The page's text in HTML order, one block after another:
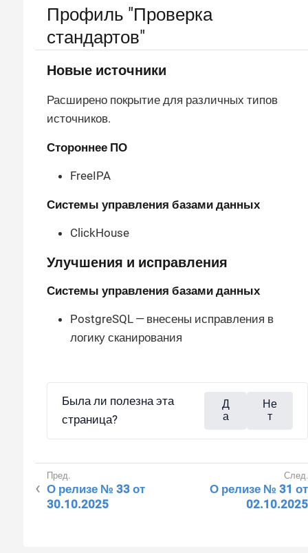
Профиль "Проверка
стандартов"
Новые источники
Расширено покрытие для различных типов
источников.
Стороннее ПО
FreeIPA
Системы управления базами данных
ClickHouse
Улучшения и исправления
Системы управления базами данных
PostgreSQL — внесены исправления в
логику сканирования
Была ли полезна эта
страница?
Д
а
Не
т
О релизе № 33 от
30.10.2025
О релизе № 31 от
02.10.2025